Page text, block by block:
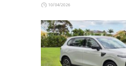
10/04/2026